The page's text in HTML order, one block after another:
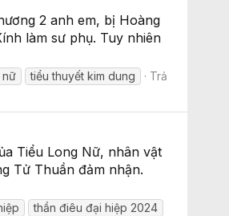
2 anh em, bị Hoàng
làm sư phụ. Tuy nhiên
nữ tiểu thuyết kim dung
Trả
Tiểu Long Nữ, nhân vật
Tử Thuần đảm nhận.
thần điêu đại hiệp 2024